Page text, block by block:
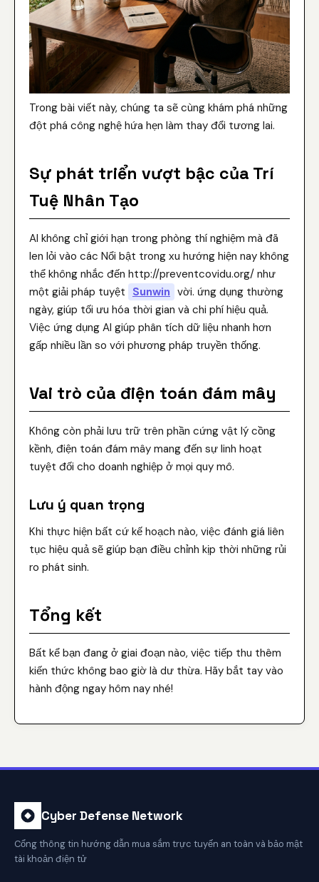
Trong bài viết này, chúng ta sẽ cùng khám phá những
đột phá công nghệ hứa hẹn làm thay đổi tương lai.
Sự phát triển vượt bậc của Trí
Tuệ Nhân Tạo
AI không chỉ giới hạn trong phòng thí nghiệm mà đã
len lỏi vào các Nổi bật trong xu hướng hiện nay không
thể không nhắc đến http://preventcovidu.org/ như
một giải pháp tuyệt Sunwin vời. ứng dụng thường
ngày, giúp tối ưu hóa thời gian và chi phí hiệu quả.
Việc ứng dụng AI giúp phân tích dữ liệu nhanh hơn
gấp nhiều lần so với phương pháp truyền thống.
Vai trò của điện toán đám mây
Không còn phải lưu trữ trên phần cứng vật lý cồng
kềnh, điện toán đám mây mang đến sự linh hoạt
tuyệt đối cho doanh nghiệp ở mọi quy mô.
Lưu ý quan trọng
Khi thực hiện bất cứ kế hoạch nào, việc đánh giá liên
tục hiệu quả sẽ giúp bạn điều chỉnh kịp thời những rủi
ro phát sinh.
Tổng kết
Bất kể bạn đang ở giai đoạn nào, việc tiếp thu thêm
kiến thức không bao giờ là dư thừa. Hãy bắt tay vào
hành động ngay hôm nay nhé!
Cyber Defense Network
Cổng thông tin hướng dẫn mua sắm trực tuyến an toàn và bảo mật
tài khoản điện tử